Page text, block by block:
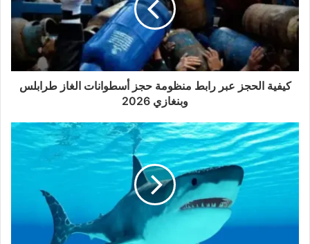
كيفية الحجز عبر رابط منظومة حجز أسطوانات الغاز طرابلس
وبنغازي 2026